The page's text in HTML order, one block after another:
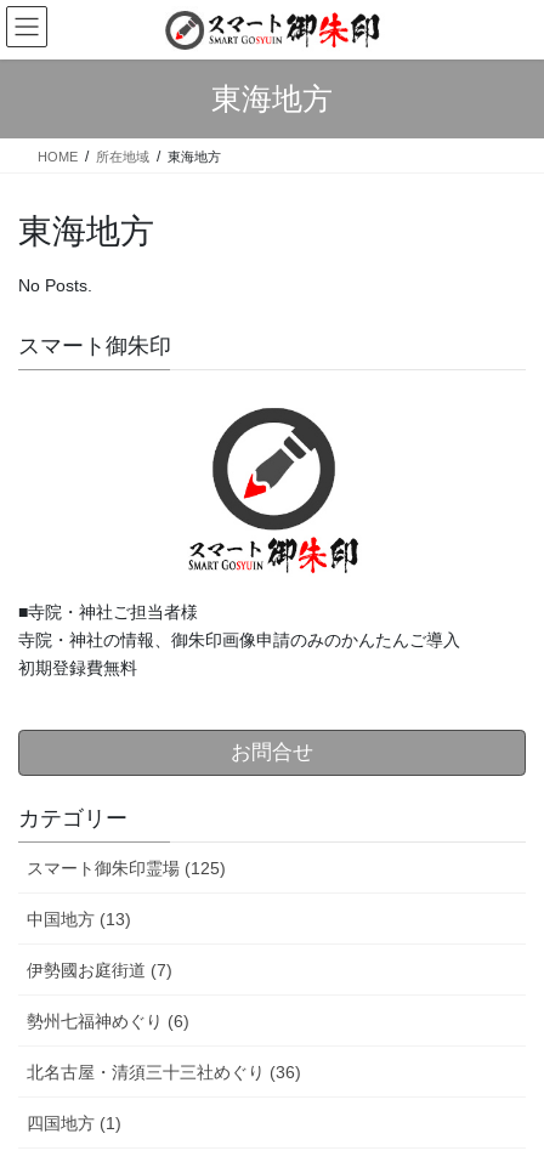
Skip
the
Skip
the
東海地方
HOME 所在地域 東海地方
東海地方
No Posts.
スマート御朱印
■寺院・神社ご担当者様
寺院・神社の情報、御朱印画像申請のみのかんたんご導入
初期登録費無料
お問合せ
カテゴリー
スマート御朱印霊場 (125)
中国地方 (13)
伊勢國お庭街道 (7)
勢州七福神めぐり (6)
北名古屋・清須三十三社めぐり (36)
四国地方 (1)